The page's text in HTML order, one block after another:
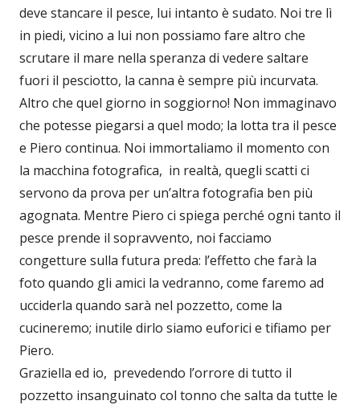
deve stancare il pesce, lui intanto è sudato. Noi tre lì
in piedi, vicino a lui non possiamo fare altro che
scrutare il mare nella speranza di vedere saltare
fuori il pesciotto, la canna è sempre più incurvata.
Altro che quel giorno in soggiorno! Non immaginavo
che potesse piegarsi a quel modo; la lotta tra il pesce
e Piero continua. Noi immortaliamo il momento con
la macchina fotografica, in realtà, quegli scatti ci
servono da prova per un’altra fotografia ben più
agognata. Mentre Piero ci spiega perché ogni tanto il
pesce prende il sopravvento, noi facciamo
congetture sulla futura preda: l’effetto che farà la
foto quando gli amici la vedranno, come faremo ad
ucciderla quando sarà nel pozzetto, come la
cucineremo; inutile dirlo siamo euforici e tifiamo per
Piero.
Graziella ed io, prevedendo l’orrore di tutto il
pozzetto insanguinato col tonno che salta da tutte le